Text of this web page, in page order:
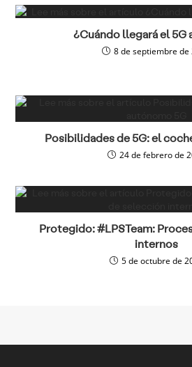
¿Cuándo llegará el 5G
8 de septiembre de
Posibilidades de 5G: el
24 de febrero de
Protegido: #LPSTeam:
internos
5 de octubre de